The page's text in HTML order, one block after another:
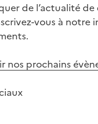
de l’actualité
vous à notre
nos prochains